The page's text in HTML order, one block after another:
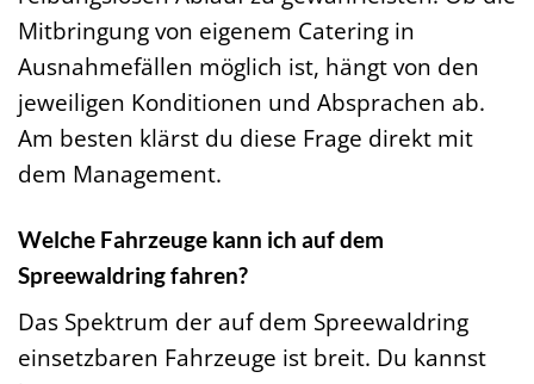
Mitbringung von eigenem Catering in
Ausnahmefällen möglich ist, hängt von den
jeweiligen Konditionen und Absprachen ab.
Am besten klärst du diese Frage direkt mit
dem Management.
Welche Fahrzeuge kann ich auf dem
Spreewaldring fahren?
Das Spektrum der auf dem Spreewaldring
einsetzbaren Fahrzeuge ist breit. Du kannst